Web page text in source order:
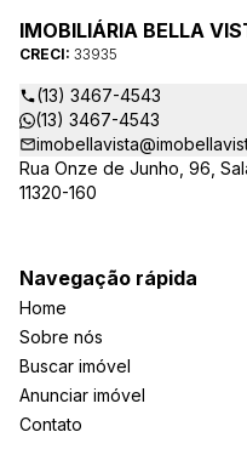
ao CRECI-EE – estarão
todas as suas dúvidas
salas comerciais e outros
IMOBILIÁRIA BELLA
CRECI: 33935
(13) 3467-4543
(13) 3467-4543
Rua Onze de Junho, 96,
11320-160
Navegação rápida
Home
Sobre nós
Buscar imóvel
Anunciar imóvel
Contato